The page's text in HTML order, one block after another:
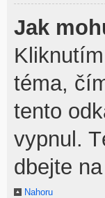
Jak
téma,
tento
vypnul.
dbejte
Nahoru